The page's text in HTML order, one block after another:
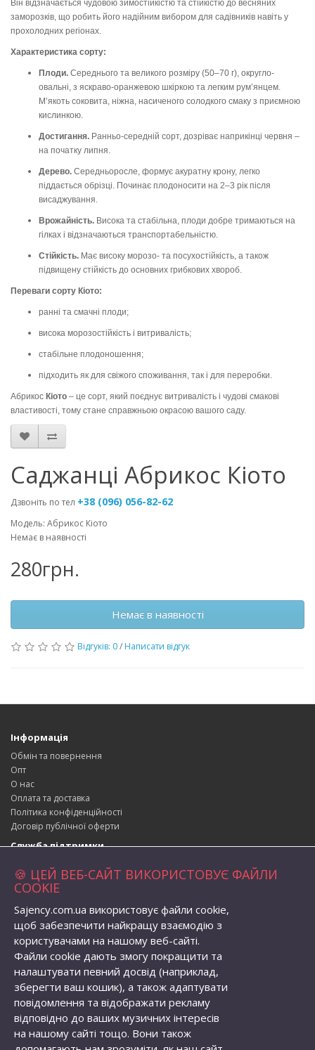
Він відзначається чудовою зимостійкістю та стійкістю до весняних
заморозків, що робить його надійним вибором для садівників навіть у
прохолодних регіонах.
Характеристика сорту:
Плоди. Середнього та великого розміру (50–70 г), округло-
овальні, з яскраво-оранжевою шкіркою та легким рум’янцем.
М’якоть соковита, ніжна, насиченого солодкого смаку з приємною
кислинкою.
Достигання. Ранньо-середній сорт, дозріває наприкінці червня –
на початку липня.
Дерево. Середньоросле, формує акуратну крону, легко
піддається обрізці. Починає плодоносити на 2–3 рік після
висаджування.
Врожайність. Висока та стабільна, плоди добре тримаються на
гілках і відзначаються транспортабельністю.
Стійкість. Має високу морозо- та посухостійкість, а також
підвищену стійкість до основних грибкових хвороб.
Переваги сорту Кіото:
ранні та смачні плоди;
висока морозостійкість і витривалість;
стабільне плодоношення;
підходить як для свіжого споживання, так і для переробки.
Абрикос Кіото – це сорт, який поєднує витривалість і чудові смакові
властивості, тому стане справжньою окрасою вашого саду.
Саджанці Абрикос Кіото
Дзвоніть по тел +38 (096) 056-82-62
Модель: Абрикос Кіото
Немає в наявності
280грн.
Немає в наявності
Відгуків: 0/ Написати відгук
Інформація
Обмін та повернення
Опт
О нас
Оплата та доставка
Політика конфіденційності
Договір публічної оферти
Служба підтримки
Повернення товару
Карта сайту
Адреса магазина
вул. Набережна 1, село Бабичівка,
Глобинська територіальна громада, Кременчуцький район,
Полтавська область, Україна, індекс: 39073
Телефон:+38 (096) 056-82-62
Email:semenovolodymyr@gmail.com
Особистий кабінет
Особистий кабінет
Історія замовлень
🍪 ЦЕЙ ВЕБ-САЙТ ВИКОРИСТОВУЄ ФАЙЛИ
COOKIE
Sajency.com.ua використовує файли cookie,
щоб забезпечити найкращу взаємодію з
користувачами на нашому веб-сайті.
Файли cookie дають змогу покращити та
налаштувати певний досвід (наприклад,
зберегти ваш кошик), а також адаптувати
повідомлення та відображати рекламу
відповідно до ваших музичних інтересів
на нашому сайті тощо. Вони також